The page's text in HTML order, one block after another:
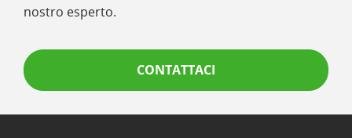
nostro esperto.
CONTATTACI